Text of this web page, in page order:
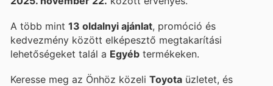
A több mint 13 oldalnyi ajánlat, promóció és
kedvezmény között elképesztő megtakarítási
lehetőségeket talál a Egyéb termékeken.
Keresse meg az Önhöz közeli Toyota üzletet, és